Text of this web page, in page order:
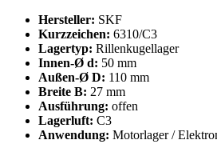
Hersteller: SKF
Kurzzeichen: 6310/C3
Lagertyp: Rillenkugellager
Innen-Ø d: 50 mm
Außen-Ø D: 110 mm
Breite B: 27 mm
Ausführung: offen
Lagerluft: C3
Anwendung: Motorlager /